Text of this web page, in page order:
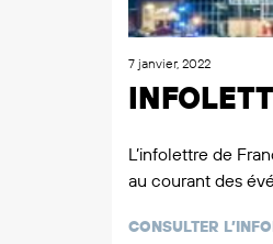
7 janvier, 2022
L’infolettre de
au courant des
CONSULTER